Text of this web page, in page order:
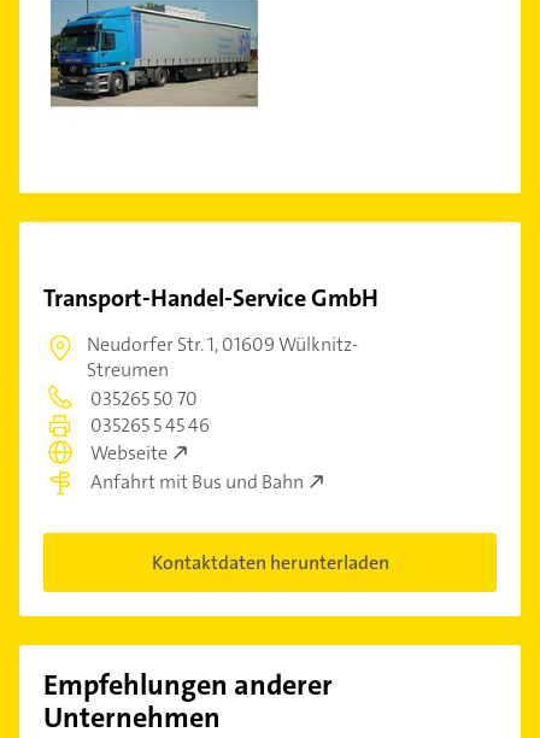
Transport-Handel-Service GmbH
Neudorfer Str. 1,01609 Wülknitz-
Streumen
035265 50 70
035265 5 45 46
Webseite
Anfahrt mit Bus und Bahn
Kontaktdaten herunterladen
Empfehlungen anderer
Unternehmen